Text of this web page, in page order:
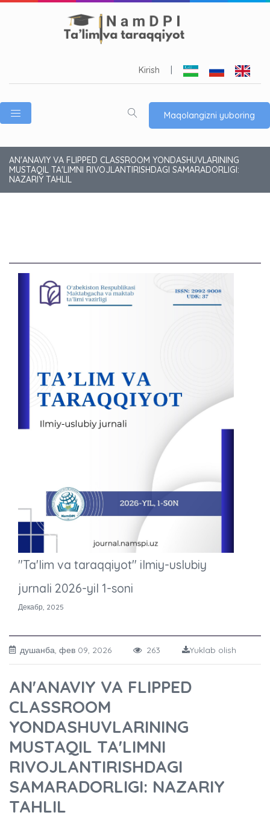
Kirish
Maqolangizni yuboring
AN'ANAVIY VA FLIPPED CLASSROOM YONDASHUVLARINING
MUSTAQIL TA'LIMNI RIVOJLANTIRISHDAGI SAMARADORLIGI:
NAZARIY TAHLIL
"Ta'lim va taraqqiyot" ilmiy-uslubiy
jurnali 2026-yil 1-soni
Декабр, 2025
душанба, фев 09, 2026 263 Yuklab olish
AN'ANAVIY VA FLIPPED
CLASSROOM
YONDASHUVLARINING
MUSTAQIL TA'LIMNI
RIVOJLANTIRISHDAGI
SAMARADORLIGI: NAZARIY
TAHLIL